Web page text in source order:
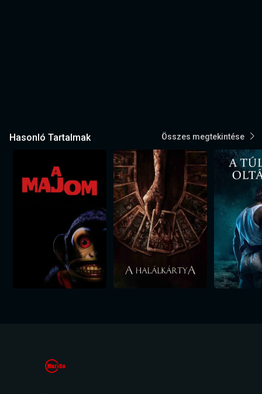
Hasonló Tartalmak Összes megtekintése